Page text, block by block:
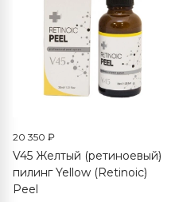
20 350 ₽
V45 Желтый (ретиноевый)
пилинг Yellow (Retinoic)
Peel